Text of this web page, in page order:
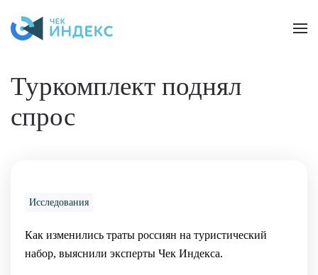
Skip to main content
Туркомплект поднял
спрос
Исследования
Как изменились траты россиян на туристический
набор, выяснили эксперты Чек Индекса.